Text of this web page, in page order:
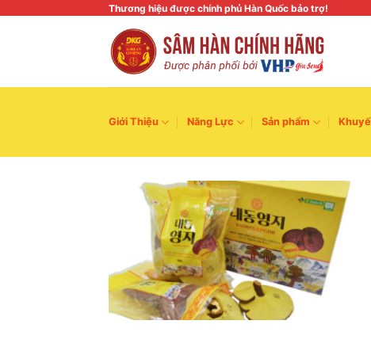
Thương hiệu được chính phủ Hàn Quốc bảo trợ!
Giới Thiệu Năng Lực Sản phẩm